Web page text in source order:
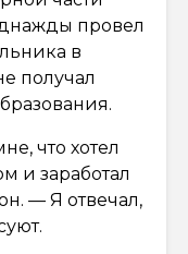
провел
в
получал
что хотел
и заработал
— Я отвечал,